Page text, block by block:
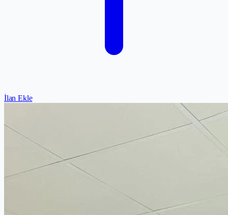
İlan Ekle